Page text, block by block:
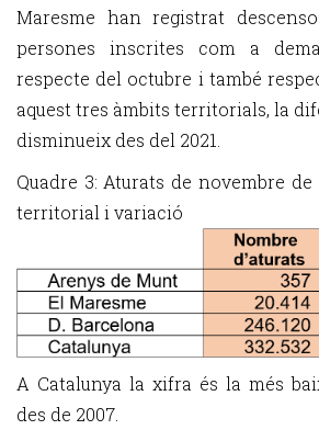
Maresme han registrat
persones inscrites com a
respecte del octubre i també
aquest tres àmbits territorials, la
disminueix des del 2021.
Quadre 3: Aturats de novembre de
territorial i variació
A Catalunya la xifra és la més
des de 2007.